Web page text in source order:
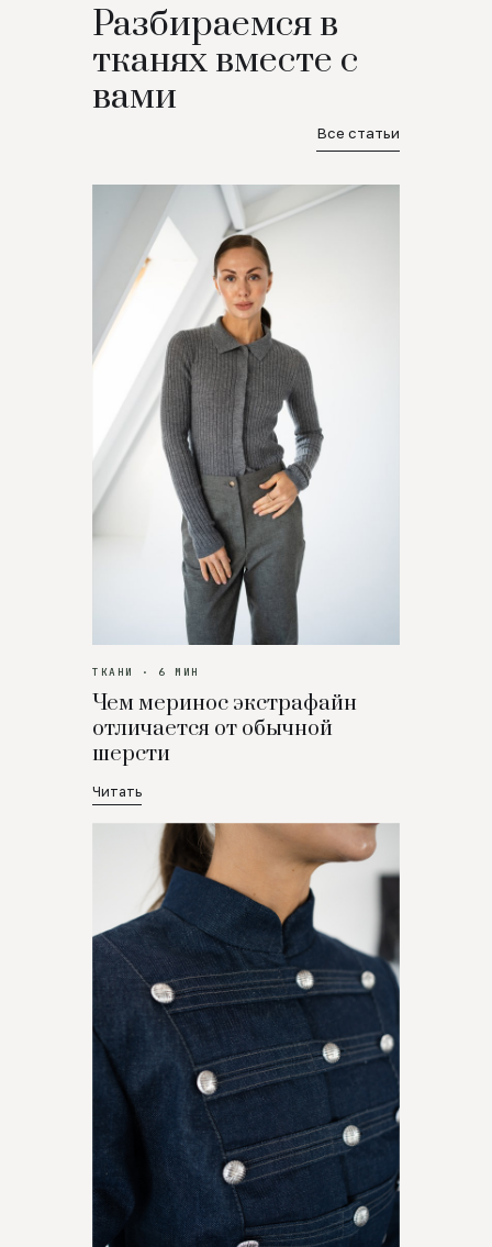
Разбираемся в
тканях вместе с
вами
Все статьи
ТКАНИ · 6 МИН
Чем меринос экстрафайн
отличается от обычной
шерсти
Читать